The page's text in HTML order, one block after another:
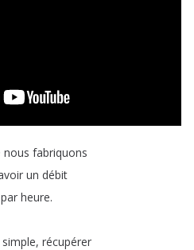
nous fabriquons
un débit
par heure.
simple, récupérer